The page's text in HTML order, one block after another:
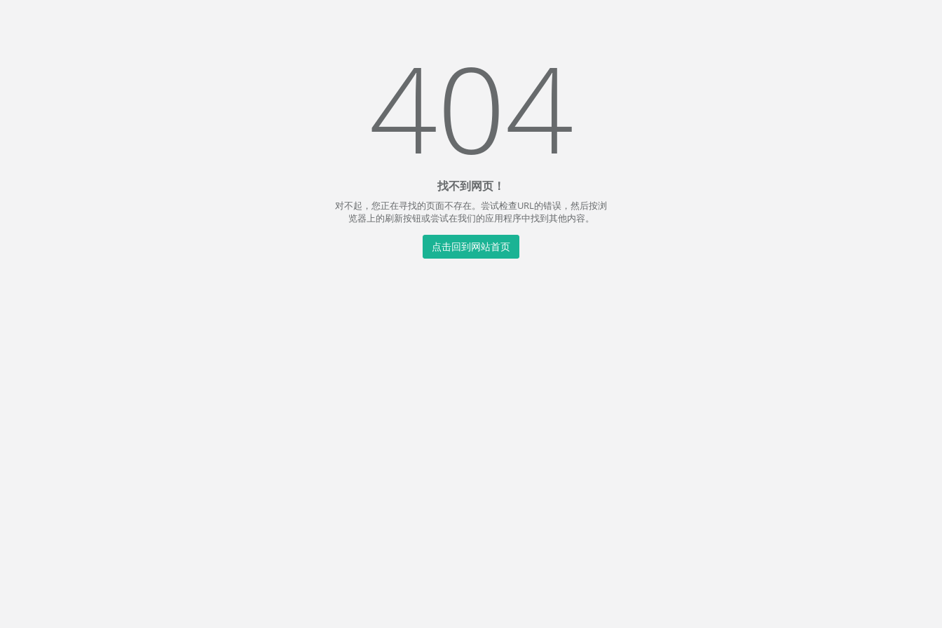
404
找不到网页！
对不起，您正在寻找的页面不存在。尝试检查URL的错误，然后按浏
览器上的刷新按钮或尝试在我们的应用程序中找到其他内容。
点击回到网站首页